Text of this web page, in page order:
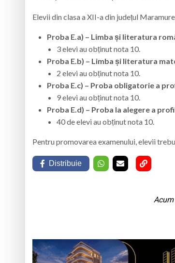
Elevii din clasa a XII-a din județul
Proba E.a) – Limba și literatura
3 elevi au obținut nota 10.
Proba E.b) – Limba și literatura
2 elevi au obținut nota 10.
Proba E.c) – Proba obligatorie a
9 elevi au obținut nota 10.
Proba E.d) – Proba la alegere a
40 de elevi au obținut nota 10.
Pentru promovarea examenului, elevii
Distribuie